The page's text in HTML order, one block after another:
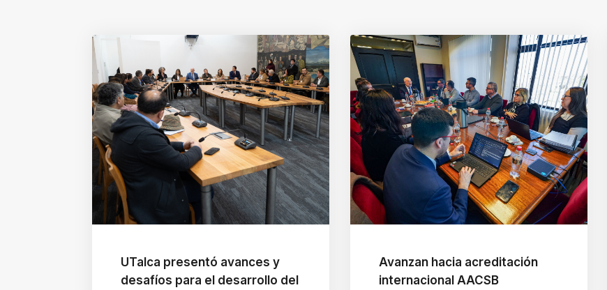
UTalca presentó avances y
desafíos para el desarrollo del
Avanzan hacia acreditación
internacional AACSB